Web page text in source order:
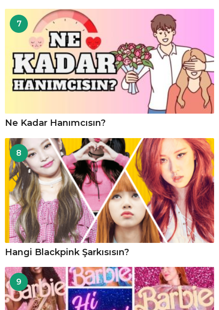
7
Ne Kadar Hanımcısın?
8
Hangi Blackpink Şarkısısın?
9